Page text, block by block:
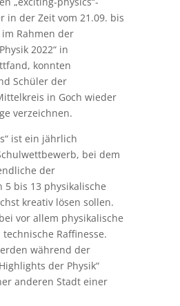
in der Zeit vom 21.09. bis
Rahmen der
2022“ in
konnten
Schüler der
in Goch wieder
verzeichnen.
ist ein jährlich
bei dem
der
5 bis 13 physikalische
kreativ lösen sollen.
vor allem physikalische
Raffinesse.
während der
der Physik“
anderen Stadt einer